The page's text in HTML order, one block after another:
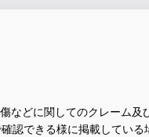
どに関してのクレーム
できる様に掲載してい